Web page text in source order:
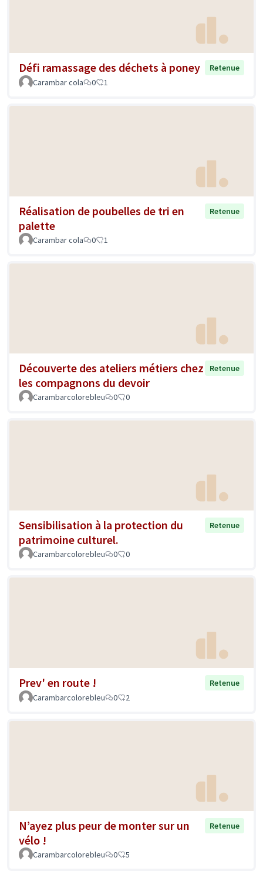
Défi ramassage des déchets à poney
Retenue
Carambar cola
0 1
Réalisation de poubelles de tri en
palette
Retenue
Carambar cola 0 1
Découverte des ateliers métiers chez
les compagnons du devoir
Retenue
Carambarcolorebleu 0 0
Sensibilisation à la protection du
patrimoine culturel.
Retenue
Carambarcolorebleu 0 0
Prev' en route !
Retenue
Carambarcolorebleu
0 2
N’ayez plus peur de monter sur un
vélo !
Retenue
Carambarcolorebleu 0 5